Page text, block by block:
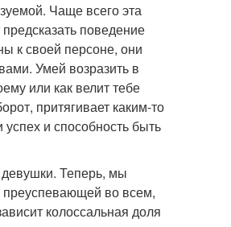
Чаще всего эта
поведение
к своей персоне, они
Умей возразить в
или как велит тебе
притягивает каким-то
и способность быть
Теперь, мы
преуспевающей во всем,
колоссальная доля